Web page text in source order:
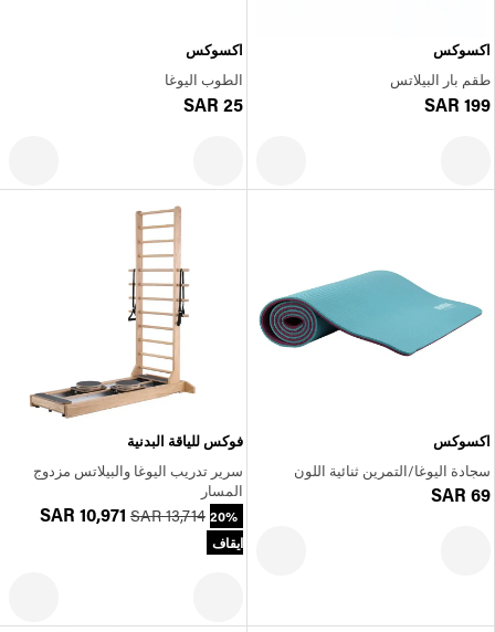
اكسوكس
طقم بار البيلاتس
SAR 199
اكسوكس
الطوب اليوغا
SAR 25
اكسوكس
سجادة اليوغا/التمرين ثنائية اللون
SAR 69
فوكس للياقة البدنية
سرير تدريب اليوغا والبيلاتس مزدوج
المسار
SAR 10,971 SAR 13,714 20%
ايقاف